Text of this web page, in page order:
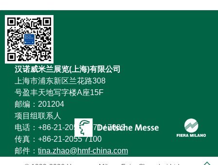
汉诺威米兰展览(上海)有限公司
上海市浦东新区兰花路308
号盈丰天地写字楼A座15F
邮编：201204
项目组联系人
电话：+86-21-2055 7071 / 7082
传真：+86-21-2055 7100
邮件： tina.zhao@hmf-china.com
charlene.cao@hmf-china.com